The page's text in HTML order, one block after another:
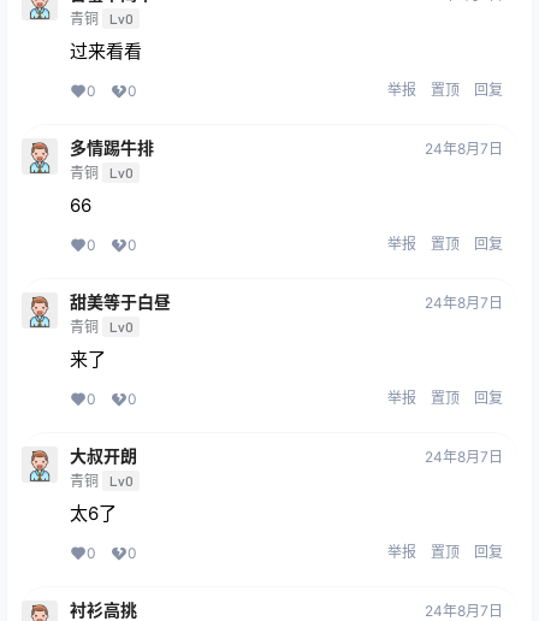
青铜 Lv0
过来看看
0 0 举报 置顶 回复
多情踢牛排
青铜 Lv0
24年8月7日
66
0 0 举报 置顶 回复
甜美等于白昼
青铜 Lv0
24年8月7日
来了
0 0 举报 置顶 回复
大叔开朗
青铜 Lv0
24年8月7日
太6了
0 0 举报 置顶 回复
衬衫高挑 24年8月7日